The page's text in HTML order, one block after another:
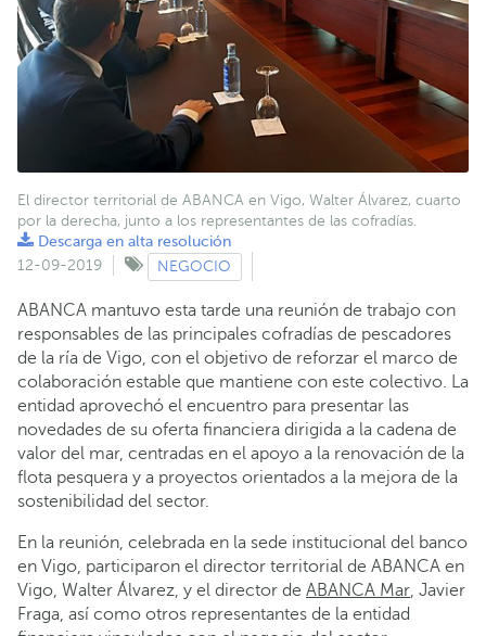
El director territorial de ABANCA en Vigo, Walter Álvarez, cuarto
por la derecha, junto a los representantes de las cofradías.
Descarga en alta resolución
12-09-2019
NEGOCIO
ABANCA mantuvo esta tarde una reunión de trabajo con
responsables de las principales cofradías de pescadores
de la ría de Vigo, con el objetivo de reforzar el marco de
colaboración estable que mantiene con este colectivo. La
entidad aprovechó el encuentro para presentar las
novedades de su oferta financiera dirigida a la cadena de
valor del mar, centradas en el apoyo a la renovación de la
flota pesquera y a proyectos orientados a la mejora de la
sostenibilidad del sector.
En la reunión, celebrada en la sede institucional del banco
en Vigo, participaron el director territorial de ABANCA en
Vigo, Walter Álvarez, y el director de ABANCA Mar, Javier
Fraga, así como otros representantes de la entidad